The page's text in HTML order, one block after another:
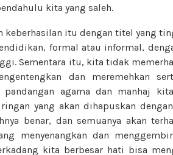
kita yang saleh.
keberhasilan itu dengan titel yang
formal atau informal,
Sementara itu, kita tidak
dan meremehkan
agama dan manhaj
yang akan dihapuskan
benar, dan semuanya akan
menyenangkan dan
kita berbesar hati bisa